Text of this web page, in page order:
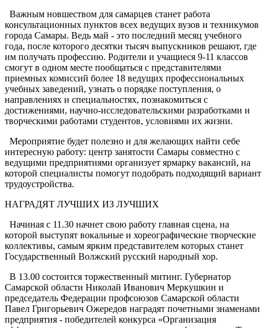
Важным новшеством для самарцев станет работа
консультационных пунктов всех ведущих вузов и техникумов
города Самары. Ведь май - это последний месяц учебного
года, после которого десятки тысяч выпускников решают, где
им получать профессию. Родители и учащиеся 9-11 классов
смогут в одном месте пообщаться с представителями
приемных комиссий более 18 ведущих профессиональных
учебных заведений, узнать о порядке поступления, о
направлениях и специальностях, познакомиться с
достижениями, научно-исследовательскими разработками и
творческими работами студентов, условиями их жизни.
Мероприятие будет полезно и для желающих найти себе
интересную работу: центр занятости Самары совместно с
ведущими предприятиями организует ярмарку вакансий, на
которой специалисты помогут подобрать подходящий вариант
трудоустройства.
НАГРАДЯТ ЛУЧШИХ ИЗ ЛУЧШИХ
Начиная с 11.30 начнет свою работу главная сцена, на
которой выступят вокальные и хореографические творческие
коллективы, самым ярким представителем которых станет
Государственный Волжский русский народный хор.
В 13.00 состоится торжественный митинг. Губернатор
Самарской области Николай Иванович Меркушкин и
председатель Федерации профсоюзов Самарской области
Павел Григорьевич Ожередов наградят почетными знаменами
предприятия - победителей конкурса «Организация